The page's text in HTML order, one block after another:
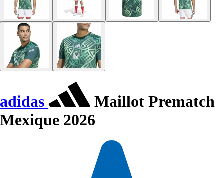
adidas
Maillot Prematch
Mexique 2026